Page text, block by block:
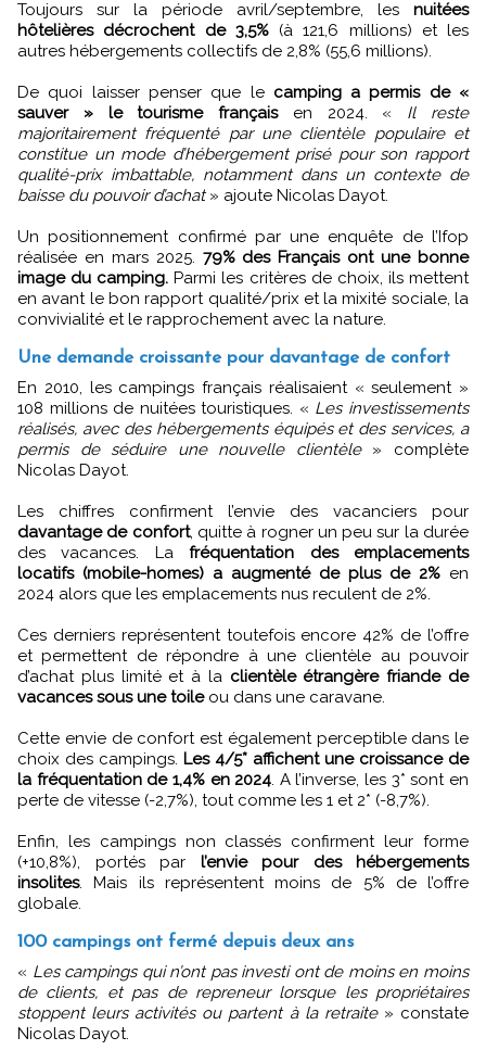
Toujours sur la période avril/septembre, les nuitées
hôtelières décrochent de 3,5% (à 121,6 millions) et les
autres hébergements collectifs de 2,8% (55,6 millions).
De quoi laisser penser que le camping a permis de «
sauver » le tourisme françaisen 2024. « Il reste
majoritairement fréquenté par une clientèle populaire et
constitue un mode d’hébergement prisé pour son rapport
qualité-prix imbattable, notamment dans un contexte de
baisse du pouvoir d’achat» ajoute Nicolas Dayot.
Un positionnement confirmé par une enquête de l’Ifop
réalisée en mars 2025. 79% des Français ont une bonne
image du camping. Parmi les critères de choix, ils mettent
en avant le bon rapport qualité/prix et la mixité sociale, la
convivialité et le rapprochement avec la nature.
Une demande croissante pour davantage de confort
En 2010, les campings français réalisaient « seulement »
108 millions de nuitées touristiques. « Les investissements
réalisés, avec des hébergements équipés et des services, a
permis de séduire une nouvelle clientèle» complète
Nicolas Dayot.
Les chiffres confirment l’envie des vacanciers pour
davantage de confort, quitte à rogner un peu sur la durée
des vacances. Lafréquentation des emplacements
locatifs (mobile-homes) a augmenté de plus de 2% en
2024 alors que les emplacements nus reculent de 2%.
Ces derniers représentent toutefois encore 42% de l’offre
et permettent de répondre à une clientèle au pouvoir
d’achat plus limité et à la clientèle étrangère friande de
vacances sous une toile ou dans une caravane.
Cette envie de confort est également perceptible dans le
choix des campings. Les 4/5* affichent une croissance de
la fréquentation de 1,4% en 2024 . A l’inverse, les 3* sont en
perte de vitesse (-2,7%), tout comme les 1 et 2* (-8,7%).
Enfin, les campings non classés confirment leur forme
(+10,8%), portés par l’envie pour des hébergements
insolites. Mais ils représentent moins de 5% de l’offre
globale.
100 campings ont fermé depuis deux ans
« Les campings qui n’ont pas investi ont de moins en moins
de clients, et pas de repreneur lorsque les propriétaires
stoppent leurs activités ou partent à la retraite» constate
Nicolas Dayot.